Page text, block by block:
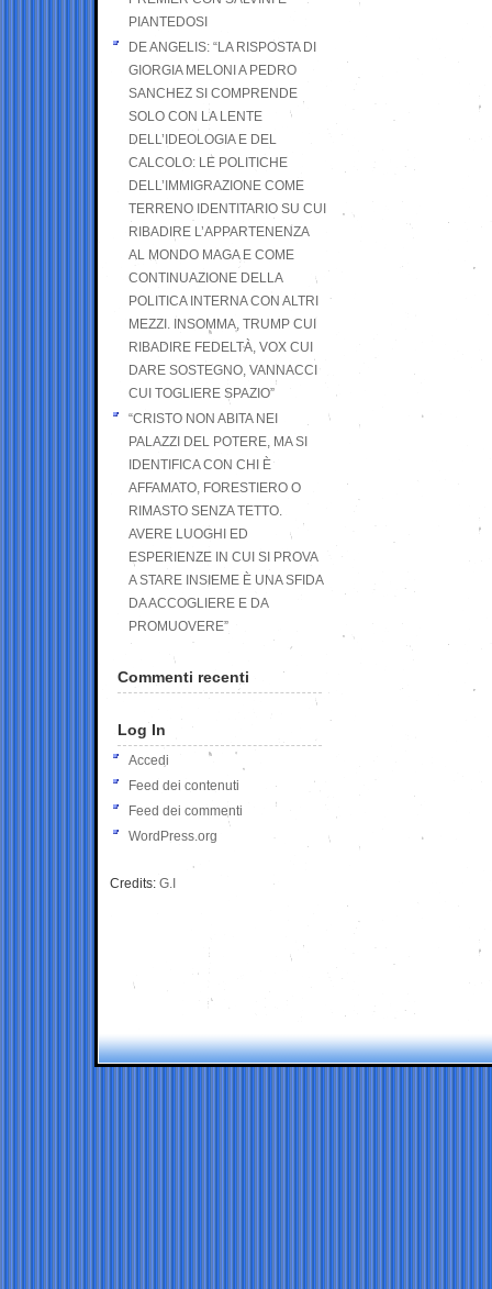
PIANTEDOSI
DE ANGELIS: “LA RISPOSTA DI
GIORGIA MELONI A PEDRO
SANCHEZ SI COMPRENDE
SOLO CON LA LENTE
DELL’IDEOLOGIA E DEL
CALCOLO: LE POLITICHE
DELL’IMMIGRAZIONE COME
TERRENO IDENTITARIO SU CUI
RIBADIRE L’APPARTENENZA
AL MONDO MAGA E COME
CONTINUAZIONE DELLA
POLITICA INTERNA CON ALTRI
MEZZI. INSOMMA, TRUMP CUI
RIBADIRE FEDELTÀ, VOX CUI
DARE SOSTEGNO, VANNACCI
CUI TOGLIERE SPAZIO”
“CRISTO NON ABITA NEI
PALAZZI DEL POTERE, MA SI
IDENTIFICA CON CHI È
AFFAMATO, FORESTIERO O
RIMASTO SENZA TETTO.
AVERE LUOGHI ED
ESPERIENZE IN CUI SI PROVA
A STARE INSIEME È UNA SFIDA
DA ACCOGLIERE E DA
PROMUOVERE”
Commenti recenti
Log In
Accedi
Feed dei contenuti
Feed dei commenti
WordPress.org
Credits: G.I